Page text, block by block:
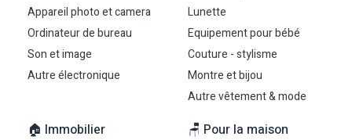
Appareil photo et camera
Ordinateur de bureau
Son et image
Autre électronique
Lunette
Equipement pour bébé
Couture - stylisme
Montre et bijou
Autre vêtement & mode
🏠 Immobilier 🪑 Pour la maison